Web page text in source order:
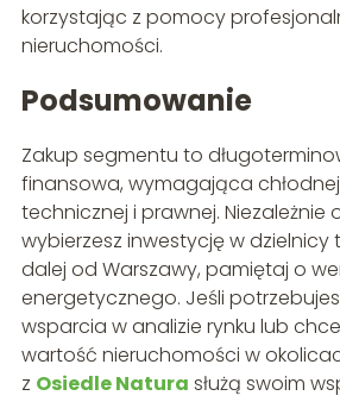
korzystając z pomocy
nieruchomości.
Podsumowanie
Zakup segmentu to
finansowa, wymagająca
technicznej i prawnej. Niezależnie
wybierzesz inwestycję w dzielnicy
dalej od Warszawy, pamiętaj o
energetycznego. Jeśli
wsparcia w analizie rynku lub
wartość nieruchomości w
z Osiedle Natura służą swoim